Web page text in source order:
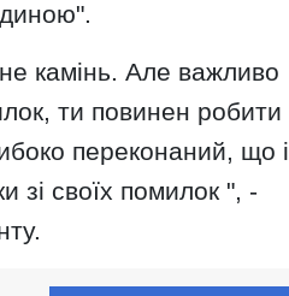
камінь. Але важливо
ти повинен робити
переконаний, що і
зі своїх помилок ", -